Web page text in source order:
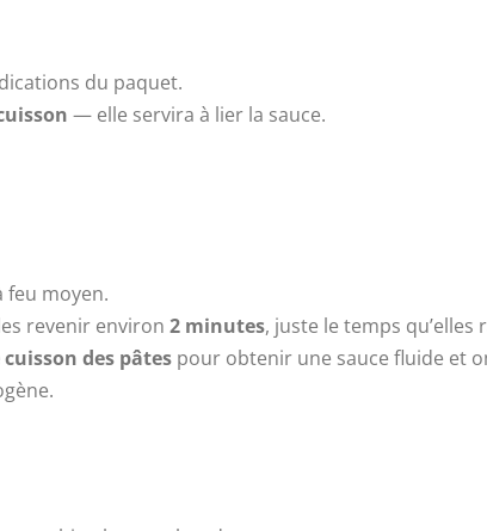
du paquet.
— elle servira à lier la sauce.
feu moyen.
revenir environ 2 minutes, juste le temps
cuisson des pâtes pour obtenir une sauce fluide et